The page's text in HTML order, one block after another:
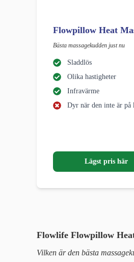
Flowpillow Heat
Bästa massagekudden just nu
Sladdlös
Olika hastigheter
Infravärme
Dyr när den inte är på
Lägst pris här
Flowlife Flowpillow
Vilken är den bästa